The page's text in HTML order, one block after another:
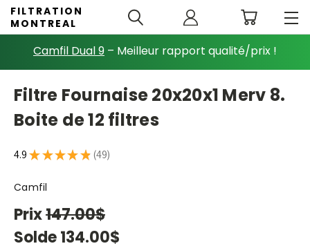
Camfil Dual 9 – Meilleur rapport qualité/prix !
FILTRATION
MONTREAL
Filtre Fournaise 20x20x1 Merv 8.
Boite de 12 filtres
4.9★ ★ ★ ★ ★ 49
49
Camfil
Prix147.00$
Solde134.00$